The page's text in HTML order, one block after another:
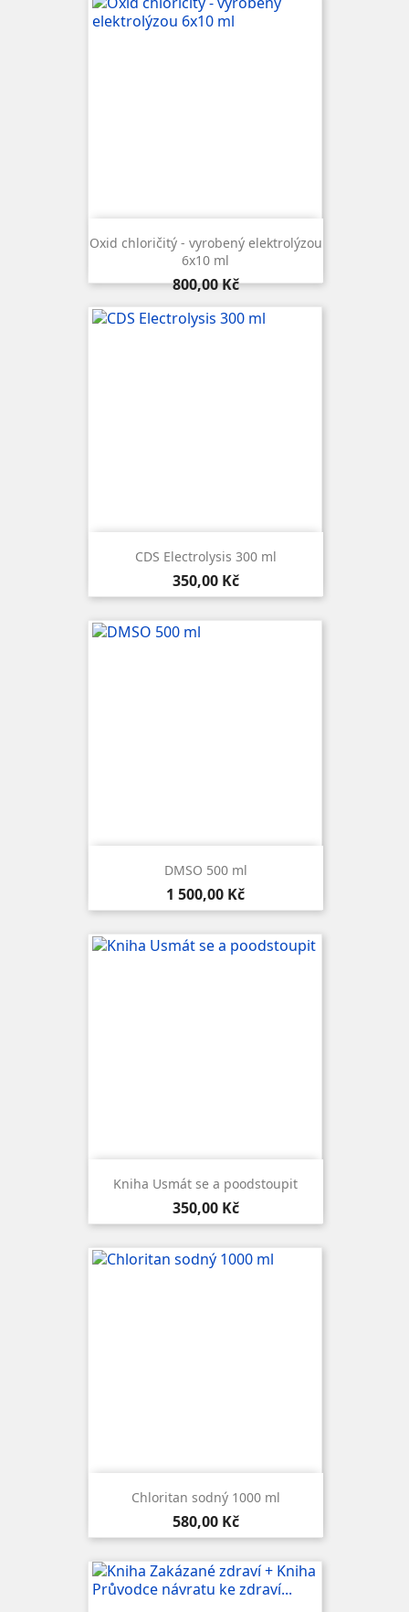
Oxid chloričitý - vyrobený elektrolýzou
6x10 ml
Cena
800,00 Kč
CDS Electrolysis 300 ml
Cena
350,00 Kč
DMSO 500 ml
Cena
1 500,00 Kč
Kniha Usmát se a poodstoupit
Cena
350,00 Kč
Chloritan sodný 1000 ml
Cena
580,00 Kč